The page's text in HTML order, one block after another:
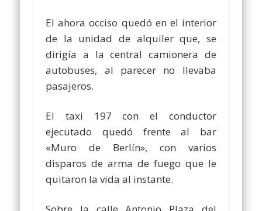
El ahora occiso quedó en el interior
de la unidad de alquiler que, se
dirigía a la central camionera de
autobuses, al parecer no llevaba
pasajeros.
El taxi 197 con el conductor
ejecutado quedó frente al bar
«Muro de Berlín», con varios
disparos de arma de fuego que le
quitaron la vida al instante.